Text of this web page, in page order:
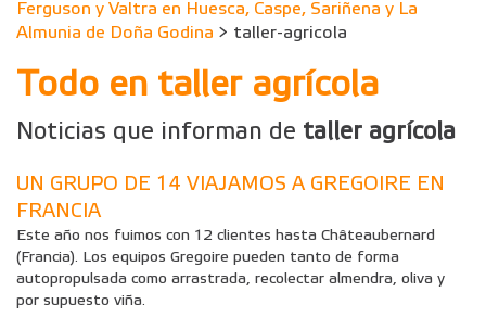
Ferguson y Valtra en Huesca, Caspe, Sariñena y La
Almunia de Doña Godina > taller-agricola
Todo en taller agrícola
Noticias que informan de taller agrícola
UN GRUPO DE 14 VIAJAMOS A GREGOIRE EN
FRANCIA
Este año nos fuimos con 12 clientes hasta Châteaubernard
(Francia). Los equipos Gregoire pueden tanto de forma
autopropulsada como arrastrada, recolectar almendra, oliva y
por supuesto viña.